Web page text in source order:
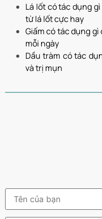
Lá lốt có tác dụng
từ lá lốt cực hay
Giấm có tác dụng gì
mỗi ngày
Dầu tràm có tác
và trị mụn